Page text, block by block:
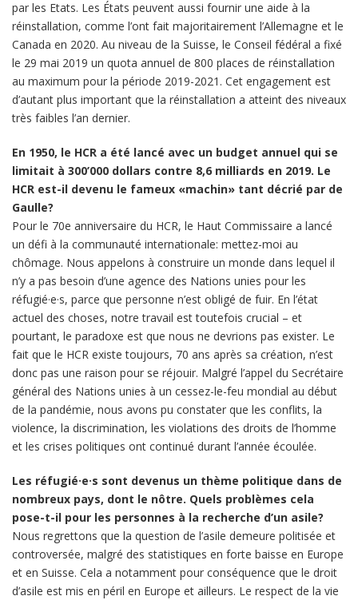
par les Etats. Les États peuvent aussi fournir une aide à la
réinstallation, comme l’ont fait majoritairement l’Allemagne et le
Canada en 2020. Au niveau de la Suisse, le Conseil fédéral a fixé
le 29 mai 2019 un quota annuel de 800 places de réinstallation
au maximum pour la période 2019-2021. Cet engagement est
d’autant plus important que la réinstallation a atteint des niveaux
très faibles l’an dernier.
En 1950, le HCR a été lancé avec un budget annuel qui se
limitait à 300’000 dollars contre 8,6 milliards en 2019. Le
HCR est-il devenu le fameux «machin» tant décrié par de
Gaulle?
Pour le 70e anniversaire du HCR, le Haut Commissaire a lancé
un défi à la communauté internationale: mettez-moi au
chômage. Nous appelons à construire un monde dans lequel il
n’y a pas besoin d’une agence des Nations unies pour les
réfugié·e·s, parce que personne n’est obligé de fuir. En l’état
actuel des choses, notre travail est toutefois crucial – et
pourtant, le paradoxe est que nous ne devrions pas exister. Le
fait que le HCR existe toujours, 70 ans après sa création, n’est
donc pas une raison pour se réjouir. Malgré l’appel du Secrétaire
général des Nations unies à un cessez-le-feu mondial au début
de la pandémie, nous avons pu constater que les conflits, la
violence, la discrimination, les violations des droits de l’homme
et les crises politiques ont continué durant l’année écoulée.
Les réfugié·e·s sont devenus un thème politique dans de
nombreux pays, dont le nôtre. Quels problèmes cela
pose-t-il pour les personnes à la recherche d’un asile?
Nous regrettons que la question de l’asile demeure politisée et
controversée, malgré des statistiques en forte baisse en Europe
et en Suisse. Cela a notamment pour conséquence que le droit
d’asile est mis en péril en Europe et ailleurs. Le respect de la vie